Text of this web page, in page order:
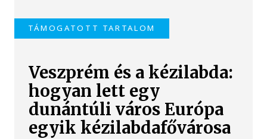
TÁMOGATOTT TARTALOM
Veszprém és a kézilabda:
hogyan lett egy
dunántúli város Európa
egyik kézilabdafővárosa